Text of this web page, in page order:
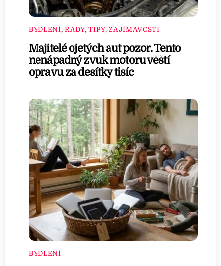
BYDLENÍ,RADY, TIPY, ZAJÍMAVOSTI
Majitelé ojetých aut pozor. Tento
nenápadný zvuk motoru věští
opravu za desítky tisíc
BYDLENÍ